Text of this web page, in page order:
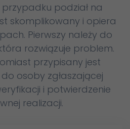
podział na
skomplikowany i opiera
Pierwszy należy do
rozwiązuje problem.
przypisany jest
osoby zgłaszającej
i potwierdzenie
realizacji.